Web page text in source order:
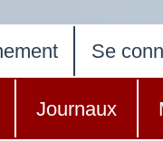
Se
Journaux